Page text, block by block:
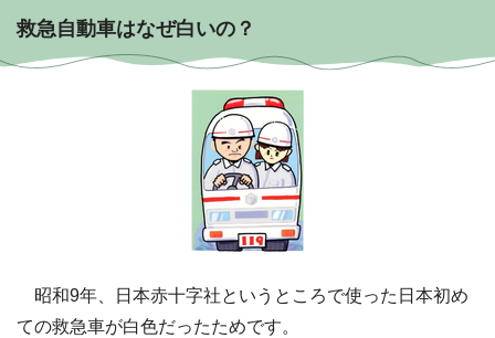
救急自動車はなぜ白いの？
昭和9年、日本赤十字社というところで使った日本初め
ての救急車が白色だったためです。